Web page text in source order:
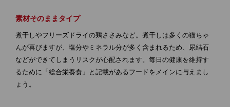
素材そのままタイプ
煮干しやフリーズドライの鶏ささみなど。煮干しは多くの猫ちゃ
んが喜びますが、塩分やミネラル分が多く含まれるため、尿結石
などができてしまうリスクが心配されます。毎日の健康を維持す
るために「総合栄養食」と記載があるフードをメインに与えまし
ょう。